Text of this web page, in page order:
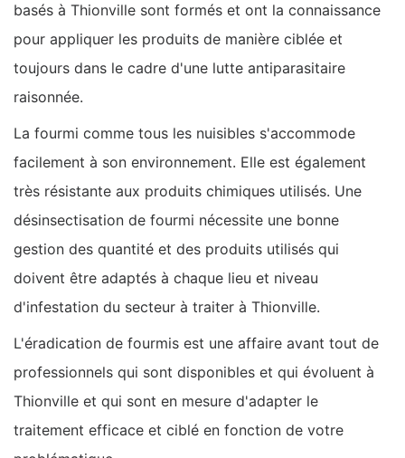
basés à Thionville sont formés et ont la connaissance
pour appliquer les produits de manière ciblée et
toujours dans le cadre d'une lutte antiparasitaire
raisonnée.
La fourmi comme tous les nuisibles s'accommode
facilement à son environnement. Elle est également
très résistante aux produits chimiques utilisés. Une
désinsectisation de fourmi nécessite une bonne
gestion des quantité et des produits utilisés qui
doivent être adaptés à chaque lieu et niveau
d'infestation du secteur à traiter à Thionville.
L'éradication de fourmis est une affaire avant tout de
professionnels qui sont disponibles et qui évoluent à
Thionville et qui sont en mesure d'adapter le
traitement efficace et ciblé en fonction de votre